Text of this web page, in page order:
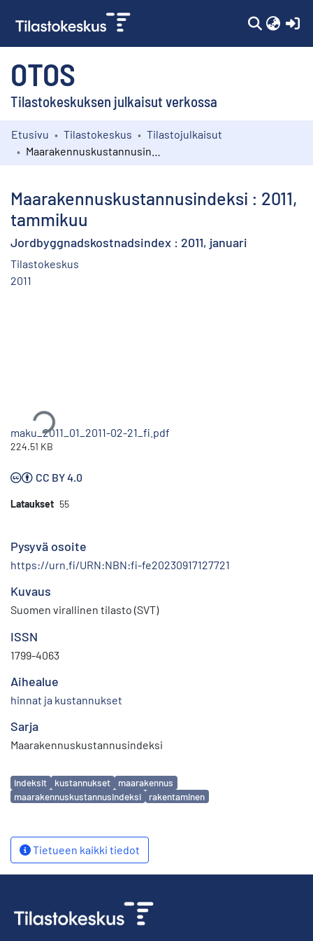
OTOS
Tilastokeskuksen julkaisut verkossa
Kokoelmat
Etusivu Tilastokeskus
Tilastojulkaisut
Maarakennuskustannusindeksi : 2011,
tammikuu
Jordbyggnadskostnadsindex : 2011, januari
Tilastokeskus
2011
maku_2011_01_2011-02-21_fi.pdf
224.51 KB
CC BY 4.0
Lataukset 55
Pysyvä osoite
https://urn.fi/URN:NBN:fi-fe20230917127721
Kuvaus
Suomen virallinen tilasto (SVT)
ISSN
1799-4063
Aihealue
hinnat ja kustannukset
Sarja
Maarakennuskustannusindeksi
Avainsanat
indeksit kustannukset
maarakennus
maarakennuskustannusindeksi
rakentaminen
Tietueen kaikki tiedot